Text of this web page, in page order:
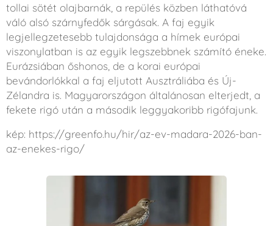
tollai sötét olajbarnák, a repülés közben láthatóvá
váló alsó szárnyfedők sárgásak. A faj egyik
legjellegzetesebb tulajdonsága a hímek európai
viszonylatban is az egyik legszebbnek számító éneke.
Eurázsiában őshonos, de a korai európai
bevándorlókkal a faj eljutott Ausztráliába és Új-
Zélandra is. Magyarországon általánosan elterjedt, a
fekete rigó után a második leggyakoribb rigófajunk.
kép: https://greenfo.hu/hir/az-ev-madara-2026-ban-
az-enekes-rigo/